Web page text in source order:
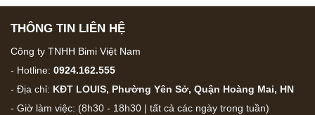
THÔNG TIN LIÊN HỆ
Công ty TNHH Bimi Việt Nam
- Hotline: 0924.162.555
- Địa chỉ: KĐT LOUIS, Phường Yên Sở, Quận Hoàng Mai, HN
- Giờ làm việc: (8h30 - 18h30 | tất cả các ngày trong tuần)